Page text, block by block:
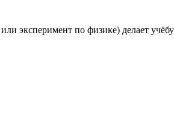
эксперимент по физике) делает